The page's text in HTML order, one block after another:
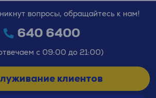
вопросы, обращайтесь к нам!
640 6400
с 09:00 до 21:00)
клиентов